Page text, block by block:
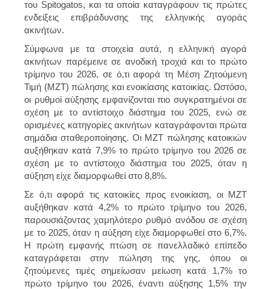
του Spitogatos, και τα οποία καταγράφουν τις πρώτες
ενδείξεις επιβράδυνσης της ελληνικής αγοράς
ακινήτων.
Σύμφωνα με τα στοιχεία αυτά, η ελληνική αγορά
ακινήτων παρέμεινε σε ανοδική τροχιά και το πρώτο
τρίμηνο του 2026, σε ό,τι αφορά τη Μέση Ζητούμενη
Τιμή (ΜΖΤ) πώλησης και ενοικίασης κατοικίας. Ωστόσο,
οι ρυθμοί αύξησης εμφανίζονται πιο συγκρατημένοι σε
σχέση με το αντίστοιχο διάστημα του 2025, ενώ σε
ορισμένες κατηγορίες ακινήτων καταγράφονται πρώτα
σημάδια σταθεροποίησης. Οι ΜΖΤ πώλησης κατοικιών
αυξήθηκαν κατά 7,9% το πρώτο τρίμηνο του 2026 σε
σχέση με το αντίστοιχο διάστημα του 2025, όταν η
αύξηση είχε διαμορφωθεί στο 8,8%.
Σε ό,τι αφορά τις κατοικίες προς ενοικίαση, οι ΜΖΤ
αυξήθηκαν κατά 4,2% το πρώτο τρίμηνο του 2026,
παρουσιάζοντας χαμηλότερο ρυθμό ανόδου σε σχέση
με το 2025, όταν η αύξηση είχε διαμορφωθεί στο 6,7%.
Η πρώτη εμφανής πτώση σε πανελλαδικό επίπεδο
καταγράφεται στην πώληση της γης, όπου οι
ζητούμενες τιμές σημείωσαν μείωση κατά 1,7% το
πρώτο τρίμηνο του 2026, έναντι αύξησης 1,5% την